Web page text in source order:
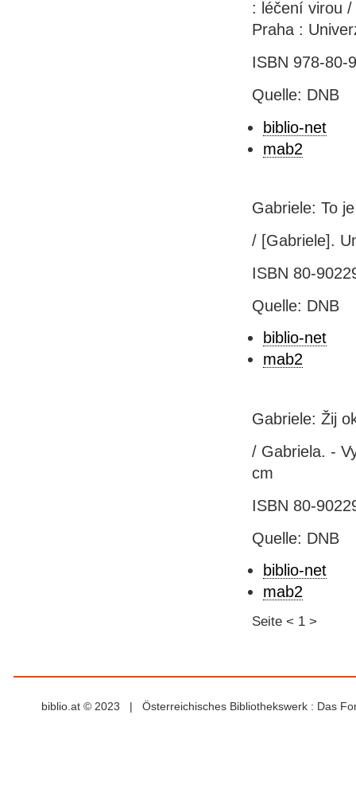
: léčení virou
Praha :
ISBN 978-80-
Quelle: DNB
biblio-net
mab2
Gabriele: To
/ [Gabriele].
ISBN 80-
Quelle: DNB
biblio-net
mab2
Gabriele: Žij
/ Gabriela. -
cm
ISBN 80-
Quelle: DNB
biblio-net
mab2
Seite < 1 >
biblio.at © 2023 | Österreichisches Bibliothekswerk : Das